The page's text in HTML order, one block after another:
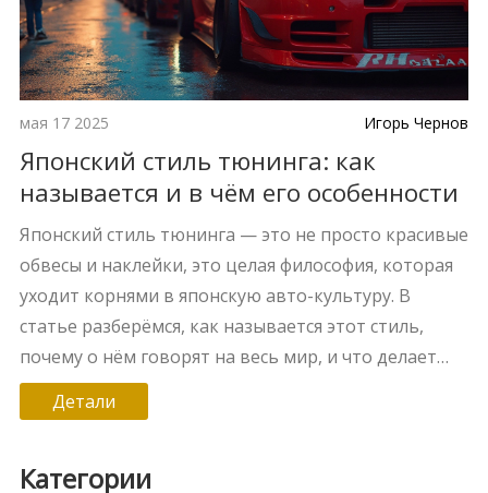
мая 17 2025 Игорь Чернов
Японский стиль тюнинга: как
называется и в чём его особенности
Японский стиль тюнинга — это не просто красивые
обвесы и наклейки, это целая философия, которая
уходит корнями в японскую авто-культуру. В
статье разберёмся, как называется этот стиль,
почему о нём говорят на весь мир, и что делает
его таким узнаваемым. Расскажем, какие
направления существуют, какие детали выбирают
японском стиле. Дадим практические советы и
Детали
Категории